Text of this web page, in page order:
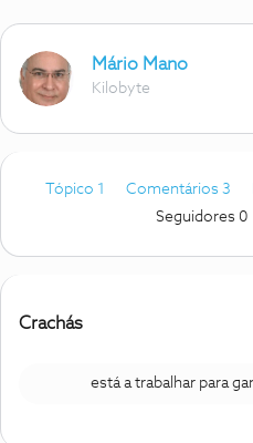
Mário Mano
Kilobyte
Tópico 1 Comentários 3
Seguidores 0
Crachás
está a trabalhar para